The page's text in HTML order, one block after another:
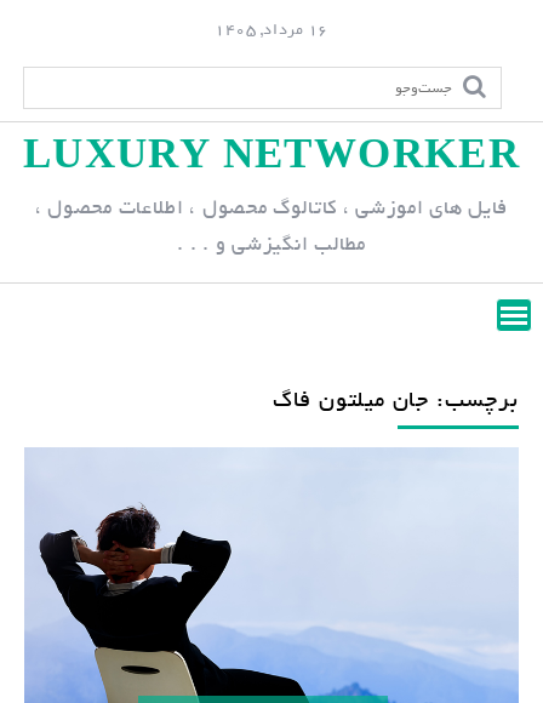
p
n
16 مرداد, 1405
LUXURY NETWORKER
فایل های اموزشی ، کاتالوگ محصول ، اطلاعات محصول ،
مطالب انگیزشی و . . .
برچسب: جان میلتون فاگ